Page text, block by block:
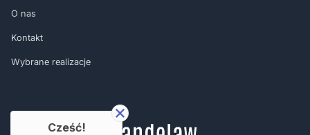
O nas
Kontakt
Wybrane realizacje
Cześć!